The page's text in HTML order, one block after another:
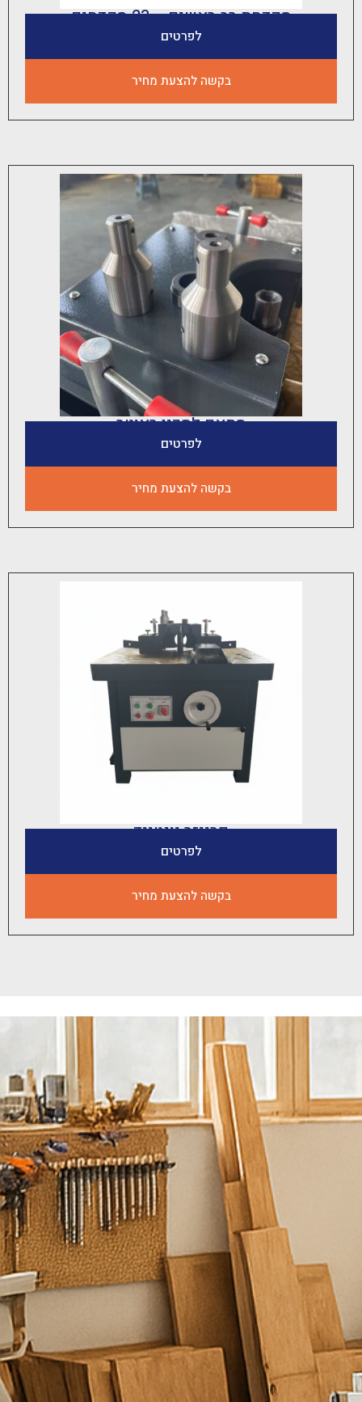
רב ראשים – 23 מקדחים
בקשה להצעת מחיר
מתאם לסכין ראוטר
בקשה להצעת מחיר
פרייזר יונטייד
בקשה להצעת מחיר
ש
מ
ח
ל
ע
מ
ו
ד
ל
ש
ר
ו